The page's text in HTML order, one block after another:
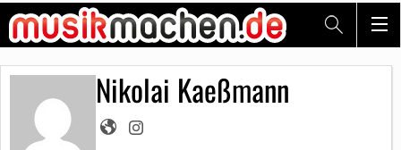
Nikolai Kaeßmann